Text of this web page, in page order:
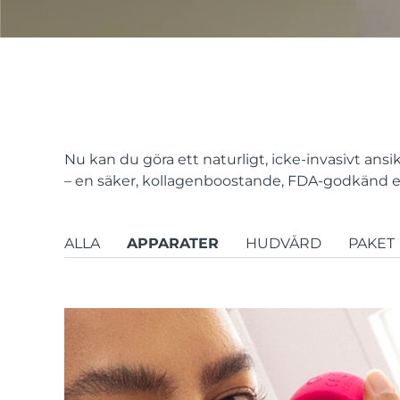
Nu kan du göra ett naturligt, icke-invasivt
– en säker, kollagenboostande, FDA-
ALLA APPARATER HUDVÅRD PAKET
FAQ™ Dual LED Panel
Bästsäljare